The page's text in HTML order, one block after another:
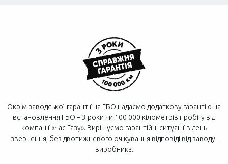
Окрім заводської гарантії на ГБО надаємо додаткову гарантію на
встановлення ГБО – 3 роки чи 100 000 кілометрів пробігу від
компанії «Час Газу». Вирішуємо гарантійні ситуації в день
звернення, без двотижневого очікування відповіді від заводу-
виробника.